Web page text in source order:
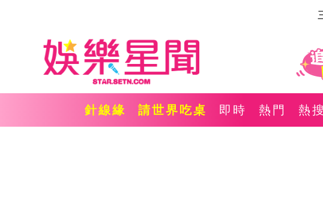
針線緣 請世界吃桌 即時 熱門 熱搜